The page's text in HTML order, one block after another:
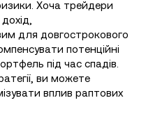
Хоча трейдери
для довгострокового
потенційні
під час спадів.
ви можете
вплив раптових